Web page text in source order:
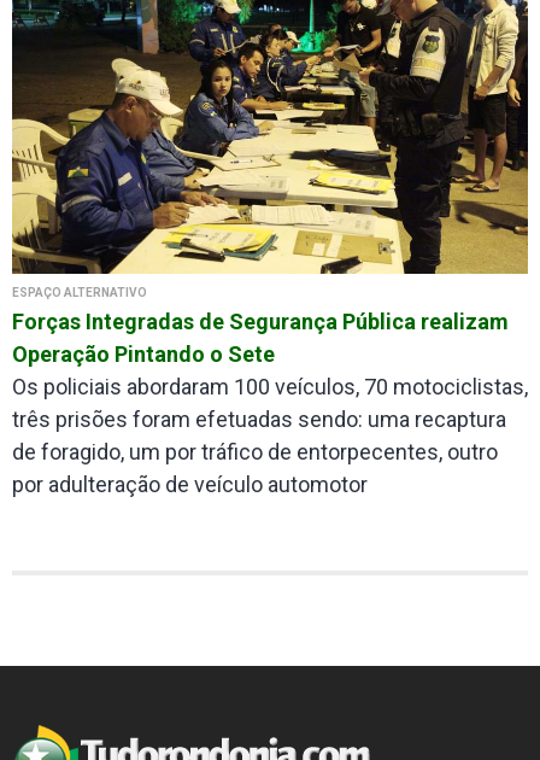
ESPAÇO ALTERNATIVO
Forças Integradas de Segurança Pública realizam
Operação Pintando o Sete
Os policiais abordaram 100 veículos, 70 motociclistas,
três prisões foram efetuadas sendo: uma recaptura
de foragido, um por tráfico de entorpecentes, outro
por adulteração de veículo automotor